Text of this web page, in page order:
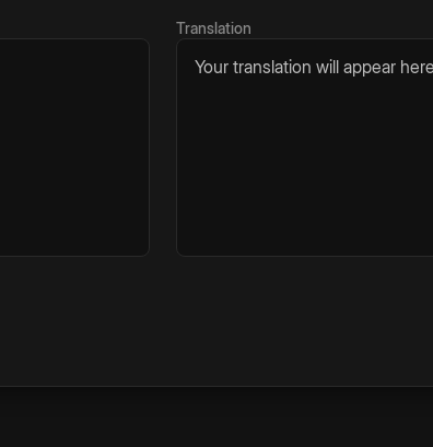
Translation
Your translation will appear